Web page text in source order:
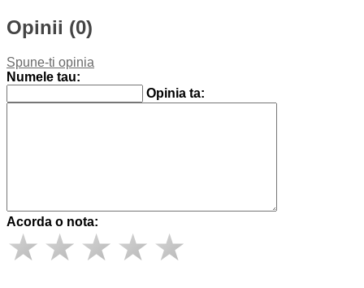
Opinii (0)
Spune-ti opinia
Numele tau:
Opinia ta:
Acorda o nota: